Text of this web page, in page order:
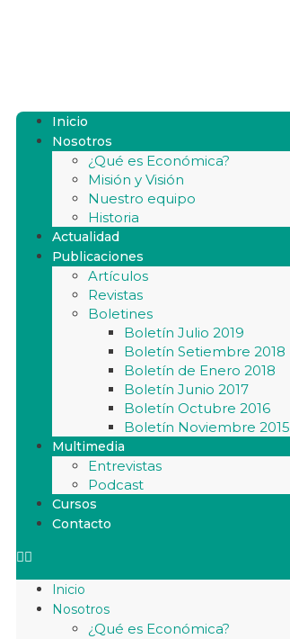
Inicio
Nosotros
¿Qué es Económica?
Misión y Visión
Nuestro equipo
Historia
Actualidad
Publicaciones
Artículos
Revistas
Boletines
Boletín Julio 2019
Boletín Setiembre 2018
Boletín de Enero 2018
Boletín Junio 2017
Boletín Octubre 2016
Boletín Noviembre 2015
Multimedia
Entrevistas
Podcast
Cursos
Contacto
Inicio
Nosotros
¿Qué es Económica?